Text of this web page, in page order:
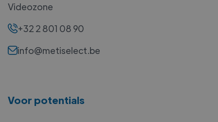
Videozone
+32 2 801 08 90
info@metiselect.be
Voor potentials